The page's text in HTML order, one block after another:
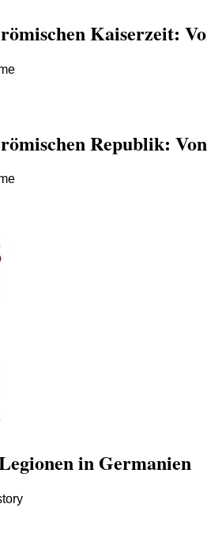
Kaiserzeit:
Republik:
in Germanien